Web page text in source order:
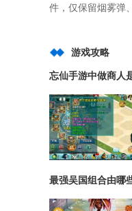
件，仅保留烟雾弹
游戏攻略
忘仙手游中做商人
最强吴国组合由哪